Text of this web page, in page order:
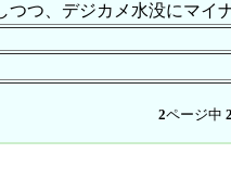
つ、デジカメ水没にマイ
2ページ中 2